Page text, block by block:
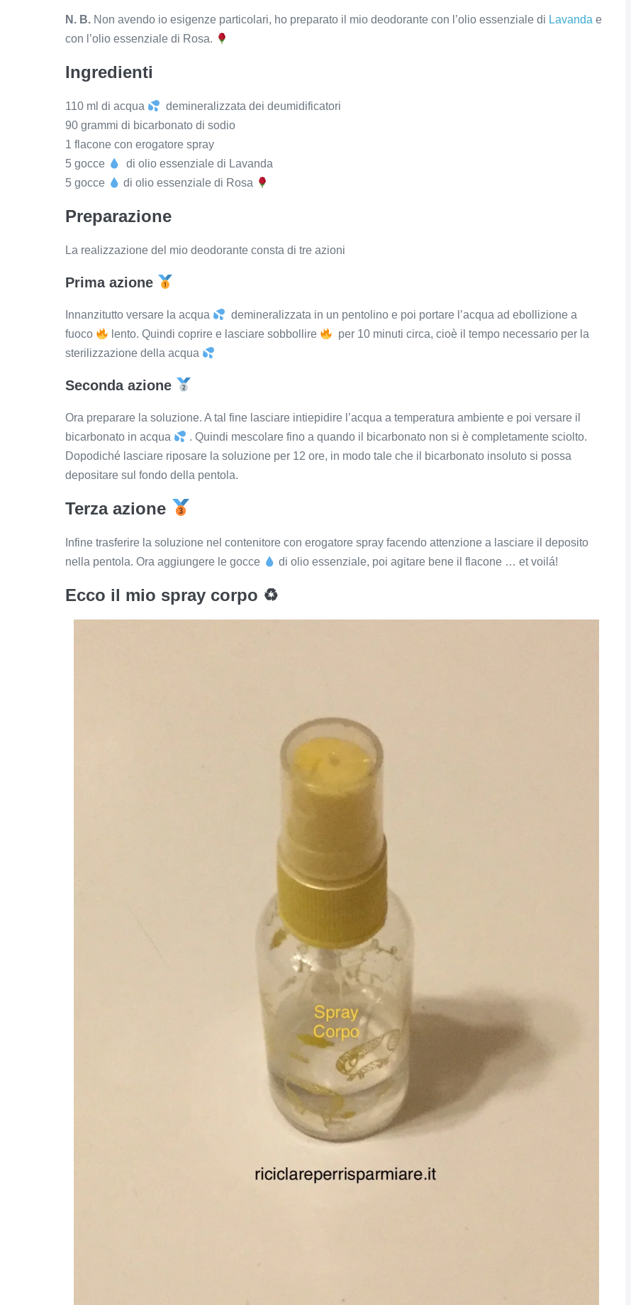
N. B. Non avendo io esigenze particolari, ho preparato il mio deodorante con l’olio essenziale di Lavanda e
con l’olio essenziale di Rosa.
Ingredienti
110 ml di acqua
demineralizzata dei deumidificatori
90 grammi di bicarbonato di sodio
1 flacone con erogatore spray
5 gocce
di olio essenziale di Lavanda
5 gocce
di olio essenziale di Rosa
Preparazione
La realizzazione del mio deodorante consta di tre azioni
Prima azione
Innanzitutto versare la acqua
demineralizzata in un pentolino e poi portare l’acqua ad ebollizione a
fuoco
lento. Quindi coprire e lasciare sobbollire
per 10 minuti circa, cioè il tempo necessario per la
sterilizzazione della acqua
Seconda azione
Ora preparare la soluzione. A tal fine lasciare intiepidire l’acqua a temperatura ambiente e poi versare il
bicarbonato in acqua
. Quindi mescolare fino a quando il bicarbonato non si è completamente sciolto.
Dopodiché lasciare riposare la soluzione per 12 ore, in modo tale che il bicarbonato insoluto si possa
depositare sul fondo della pentola.
Terza azione
Infine trasferire la soluzione nel contenitore con erogatore spray facendo attenzione a lasciare il deposito
nella pentola. Ora aggiungere le gocce
di olio essenziale, poi agitare bene il flacone … et voilá!
Ecco il mio spray corpo ♻